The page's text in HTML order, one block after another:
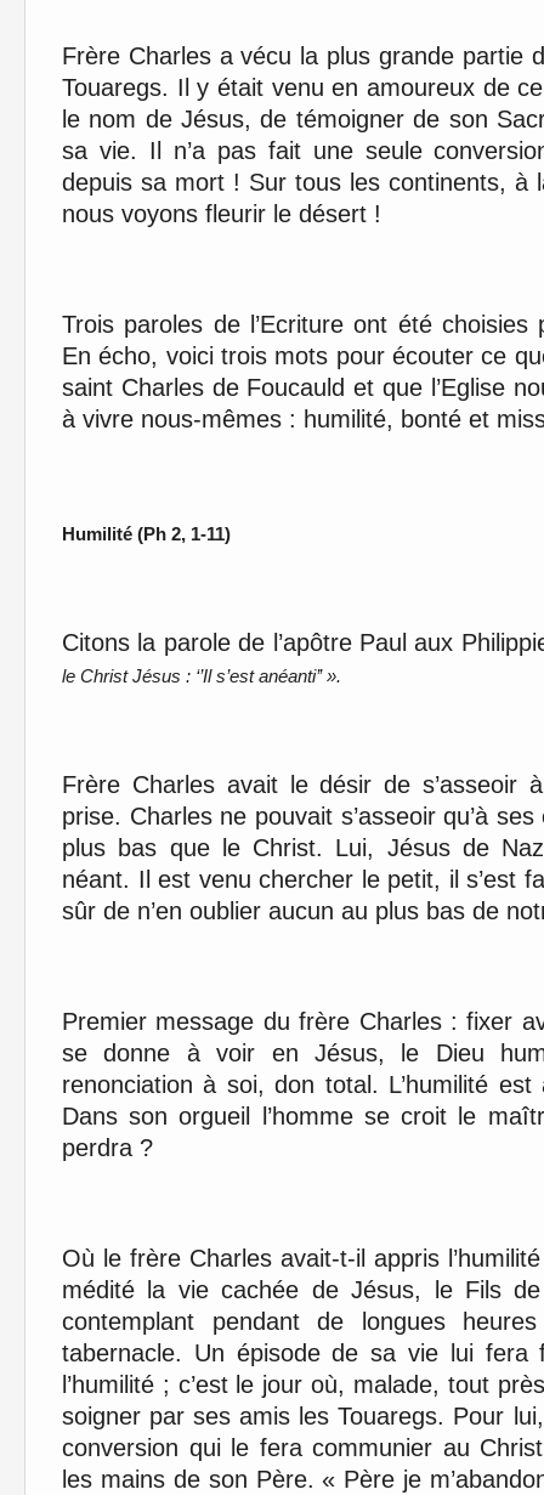
Frère Charles a vécu la plus grande partie
Touaregs. Il y était venu en amoureux de
le nom de Jésus, de témoigner de son
sa vie. Il n’a pas fait une seule
depuis sa mort ! Sur tous les continents, à
nous voyons fleurir le désert !
Trois paroles de l’Ecriture ont été
En écho, voici trois mots pour écouter ce
saint Charles de Foucauld et que l’Eglise
à vivre nous-mêmes : humilité, bonté et
Humilité (Ph 2, 1-11)
Citons la parole de l’apôtre Paul aux
le Christ Jésus : ‘’Il s’est anéanti’’ ».
Frère Charles avait le désir de s’asseoir
prise. Charles ne pouvait s’asseoir qu’à
plus bas que le Christ. Lui, Jésus de
néant. Il est venu chercher le petit, il s’est
sûr de n’en oublier aucun au plus bas de
Premier message du frère Charles : fixer
se donne à voir en Jésus, le Dieu
renonciation à soi, don total. L’humilité
Dans son orgueil l’homme se croit le
perdra ?
Où le frère Charles avait-t-il appris
médité la vie cachée de Jésus, le Fils
contemplant pendant de longues
tabernacle. Un épisode de sa vie lui
l’humilité ; c’est le jour où, malade, tout
soigner par ses amis les Touaregs. Pour
conversion qui le fera communier au
les mains de son Père. « Père je